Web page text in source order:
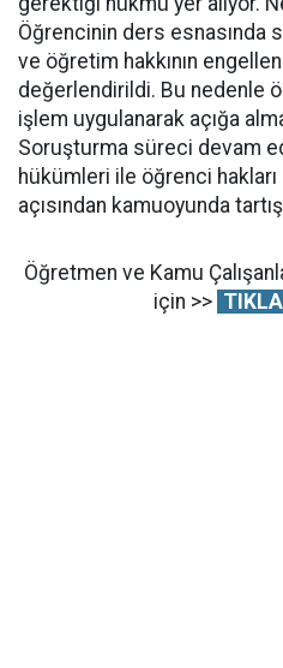
Öğrencinin ders esnasında
ve öğretim hakkının
değerlendirildi. Bu nedenle
işlem uygulanarak açığa
Soruşturma süreci devam
hükümleri ile öğrenci hakları
açısından kamuoyunda
Öğretmen ve Kamu
için >>